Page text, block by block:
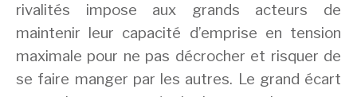
rivalités impose aux grands acteurs de
maintenir leur capacité d’emprise en tension
maximale pour ne pas décrocher et risquer de
se faire manger par les autres. Le grand écart